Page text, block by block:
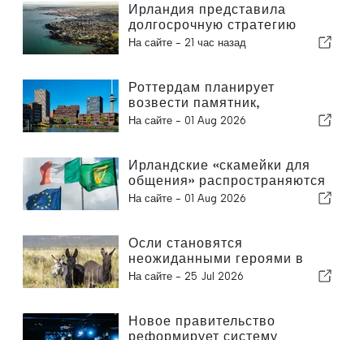
Ирландия представила
долгосрочную стратегию
развития туризма
На сайте - 21 час назад
Роттердам планирует
возвести памятник,
посвященный экологичным
На сайте - 01 Aug 2026
Ирландские «скамейки для
общения» распространяются
по всей стране
На сайте - 01 Aug 2026
Осли становятся
неожиданными героями в
борьбе с лесными пожарами
На сайте - 25 Jul 2026
Новое правительство
реформирует систему